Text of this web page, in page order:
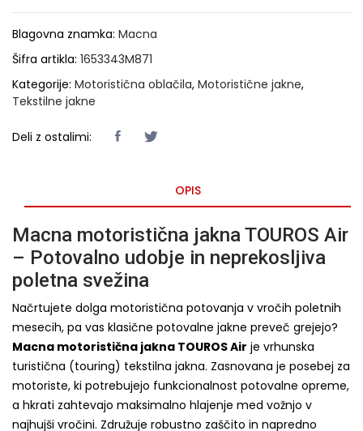
Blagovna znamka: Macna
Šifra artikla: 1653343M871
Kategorije: Motoristična oblačila, Motoristične jakne,
Tekstilne jakne
Deli z ostalimi:
OPIS
Macna motoristična jakna TOUROS Air
– Potovalno udobje in neprekosljiva
poletna svežina
Načrtujete dolga motoristična potovanja v vročih poletnih
mesecih, pa vas klasične potovalne jakne preveč grejejo?
Macna motoristična jakna TOUROS Air je vrhunska
turistična (touring) tekstilna jakna. Zasnovana je posebej za
motoriste, ki potrebujejo funkcionalnost potovalne opreme,
a hkrati zahtevajo maksimalno hlajenje med vožnjo v
najhujši vročini. Združuje robustno zaščito in napredno